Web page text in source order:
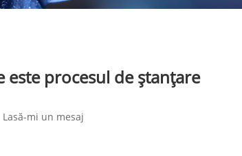
este procesul de ștanțare
Lasă-mi un mesaj